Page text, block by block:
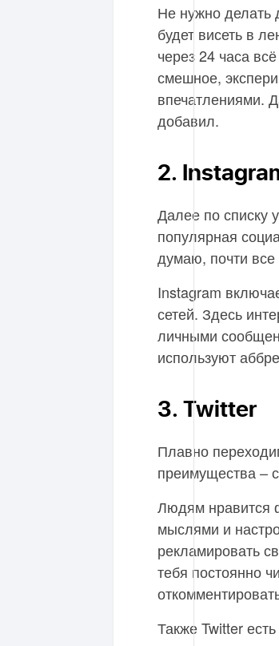
Не нужно делать
будет висеть в
через 24 часа
смешное,
впечатлениями.
добавил.
2.
Далее по списку
популярная
думаю, почти
Instagram
сетей. Здесь
личными
используют
3. Twitter
Плавно
преимущества –
Людям нравится
мыслями и
рекламировать
тебя постоянно
Также Twitter